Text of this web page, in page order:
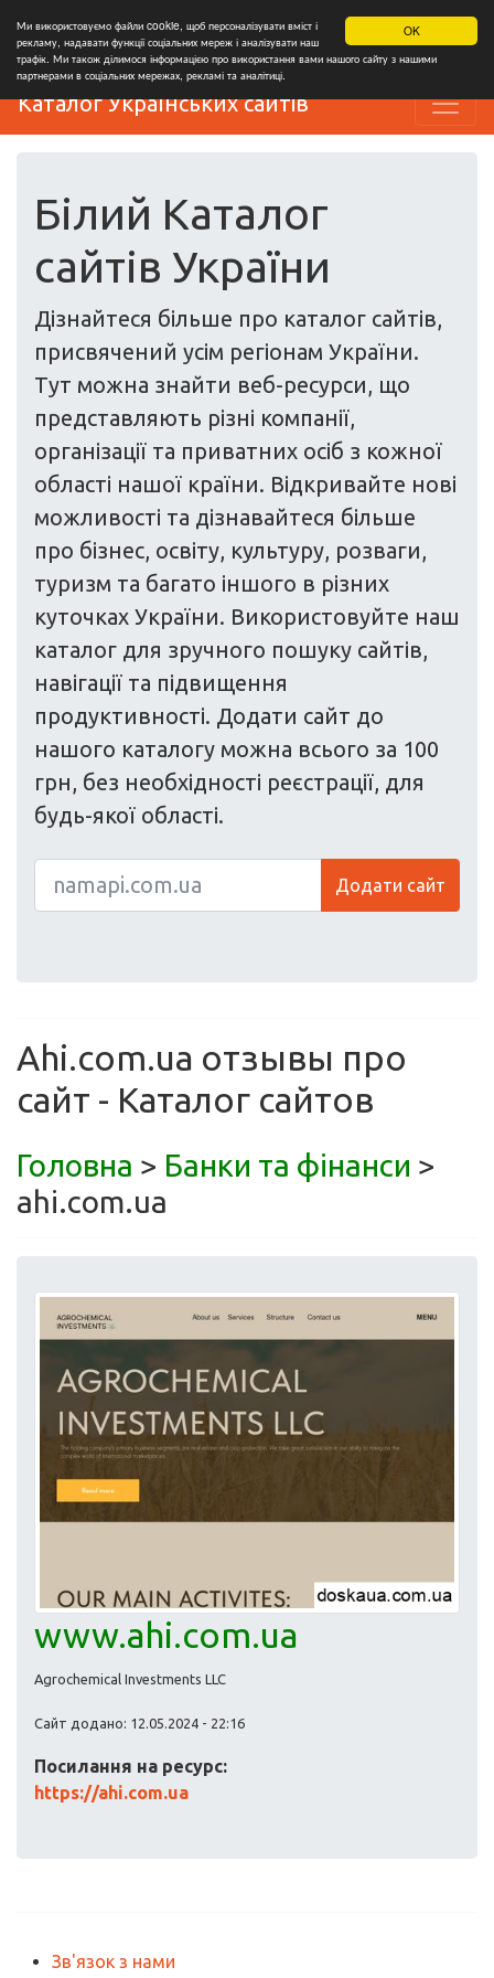
OK
Ми використовуємо файли cookie, щоб персоналізувати вміст і
рекламу, надавати функції соціальних мереж і аналізувати наш
трафік. Ми також ділимося інформацією про використання вами нашого сайту з нашими
партнерами в соціальних мережах, рекламі та аналітиці.
Каталог Українських сайтів
Білий Каталог
сайтів України
Дізнайтеся більше про каталог сайтів,
присвячений усім регіонам України.
Тут можна знайти веб-ресурси, що
представляють різні компанії,
організації та приватних осіб з кожної
області нашої країни. Відкривайте нові
можливості та дізнавайтеся більше
про бізнес, освіту, культуру, розваги,
туризм та багато іншого в різних
куточках України. Використовуйте наш
каталог для зручного пошуку сайтів,
навігації та підвищення
продуктивності. Додати сайт до
нашого каталогу можна всього за 100
грн, без необхідності реєстрації, для
будь-якої області.
Додати сайт
Ahi.com.ua отзывы про
сайт - Каталог сайтов
Головна > Банки та фінанси >
ahi.com.ua
www.ahi.com.ua
Agrochemical Investments LLC
Сайт додано: 12.05.2024 - 22:16
Посилання на ресурс:
https://ahi.com.ua
Зв'язок з нами